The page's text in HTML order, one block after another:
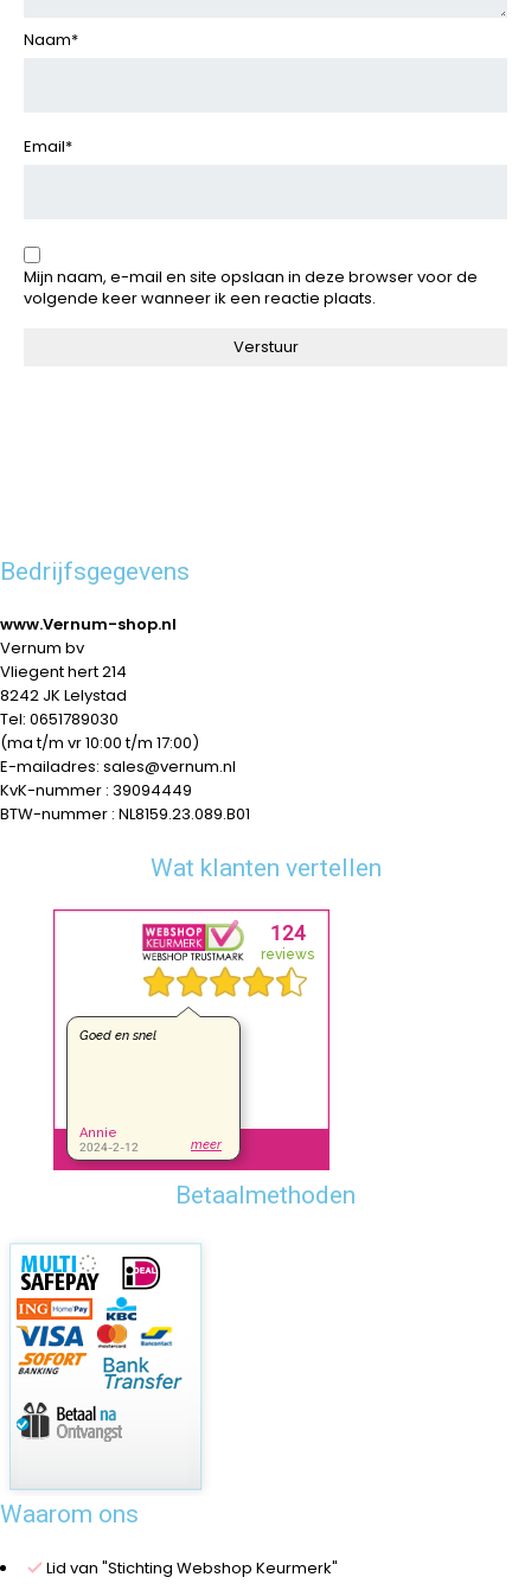
Naam*
Email*
Mijn naam, e-mail en site opslaan in deze browser voor de
volgende keer wanneer ik een reactie plaats.
Bedrijfsgegevens
www.Vernum-shop.nl
Vernum bv
Vliegent hert 214
8242 JK Lelystad
Tel: 0651789030
(ma t/m vr 10:00 t/m 17:00)
E-mailadres: sales@vernum.nl
KvK-nummer : 39094449
BTW-nummer : NL8159.23.089.B01
Wat klanten vertellen
Betaalmethoden
Waarom ons
Lid van "Stichting Webshop Keurmerk"